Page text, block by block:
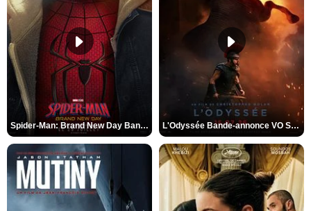
Spider-Man: Brand New Day Bande-annonce VO STFR L'Odyssée Bande-annonce VO STFR